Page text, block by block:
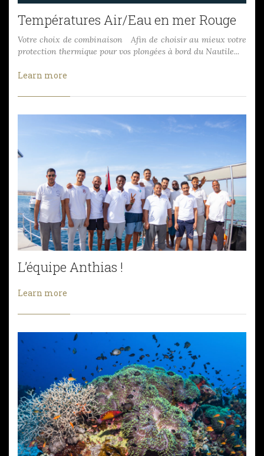
Températures Air/Eau en mer Rouge
Votre choix de combinaison Afin de choisir au mieux votre
protection thermique pour vos plongées à bord du Nautile...
Learn more
L’équipe Anthias !
Learn more